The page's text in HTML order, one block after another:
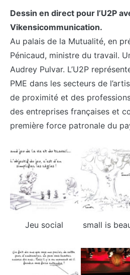
Dessin en direct pour l’U2P
Vikensicommunication.
Au palais de la Mutualité, en
Pénicaud, ministre du travail.
Audrey Pulvar. L’U2P
PME dans les secteurs de
de proximité et des
des entreprises françaises et
première force patronale du
Jeu social small is